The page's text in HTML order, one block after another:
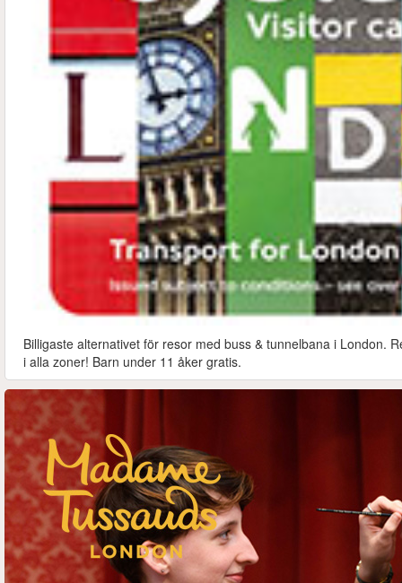
Billigaste alternativet för resor med buss & tunnelbana i London.
i alla zoner! Barn under 11 åker gratis.